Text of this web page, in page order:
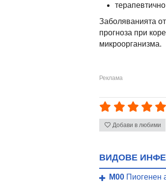
Заболяванията
прогноза при
микроорганизма.
Добави в любими
ВИДОВЕ
M00Пиогенен